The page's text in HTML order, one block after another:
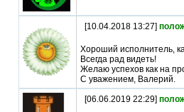
[10.04.2018 13:27]
Хороший исполнитель,
Всегда рад видеть!
Желаю успехов как на
С уважением, Валерий.
[06.06.2019 22:29]